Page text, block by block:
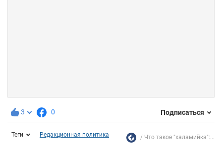
3 0 Подписаться
Теги Редакционная политика Что такое "халамийка":...